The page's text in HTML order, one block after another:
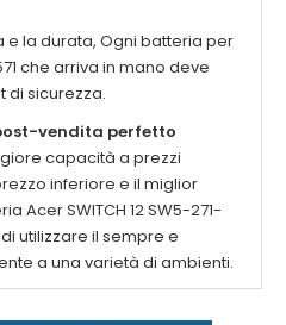
e la durata, Ogni batteria per
che arriva in mano deve
di sicurezza.
vendita perfetto
capacità a prezzi
inferiore e il miglior
Acer SWITCH 12 SW5-271-
utilizzare il sempre e
a una varietà di ambienti.